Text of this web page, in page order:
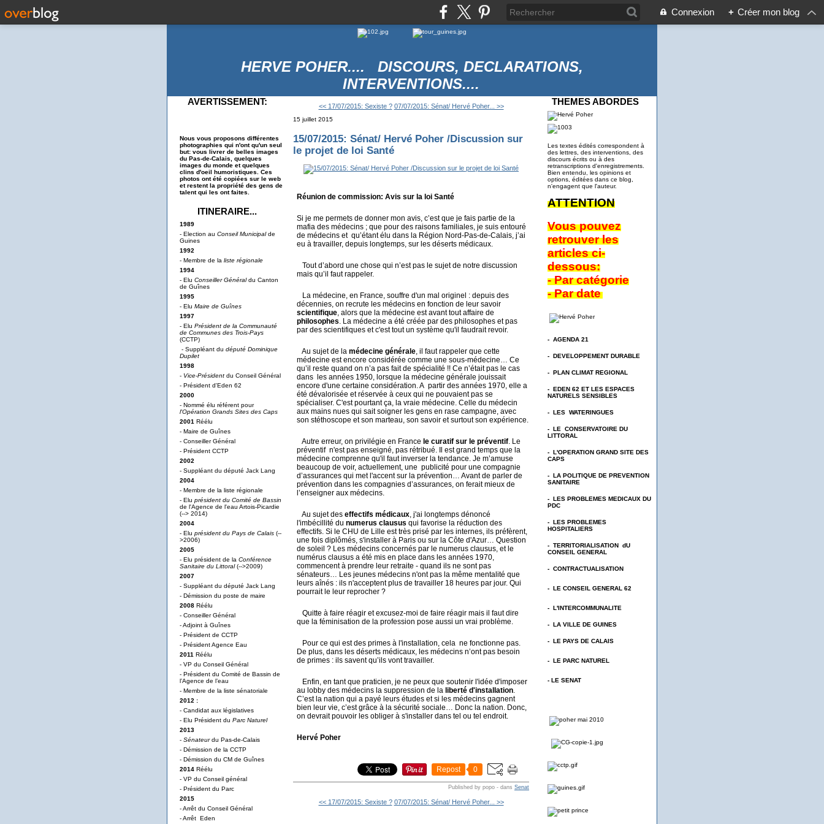
Connexion + Créer mon blog
HERVE POHER.... DISCOURS, DECLARATIONS,
INTERVENTIONS....
AVERTISSEMENT:
Nous vous proposons différentes
photographies qui n'ont qu'un seul
but: vous livrer de belles images
du Pas-de-Calais, quelques
images du monde et quelques
clins d'oeil humoristiques. Ces
photos ont été copiées sur le web
et restent la propriété des gens de
talent qui les ont faites.
ITINERAIRE...
1989
- Election au Conseil Municipalde
Guines
1992
- Membre de la liste régionale
1994
- Elu Conseiller Généraldu Canton
de Guînes
1995
- Elu Maire de Guînes
1997
- Elu Président de la Communauté
de Communes des Trois-Pays
(CCTP)
- Suppléant du député Dominique
Dupilet
1998
- Vice-Président du Conseil Général
- Président d'Eden 62
2000
- Nommé élu référent pour
l'Opération Grands Sites des Caps
2001 Réélu
- Maire de Guînes
- Conseiller Général
- Président CCTP
2002
- Suppléant du député Jack Lang
2004
- Membre de la liste régionale
- Elu président du Comité de Bassin
de l'Agence de l'eau Artois-Picardie
(--> 2014)
2004
- Elu président du Pays de Calais (--
>2006)
2005
- Elu président de la Conférence
Sanitaire du Littoral(-->2009)
2007
- Suppléant du député Jack Lang
- Démission du poste de maire
2008 Réélu
- Conseiller Général
- Adjoint à Guînes
- Président de CCTP
- Président Agence Eau
2011 Réélu
- VP du Conseil Général
- Président du Comité de Bassin de
l’Agence de l’eau
- Membre de la liste sénatoriale
2012 :
- Candidat aux législatives
- Elu Président du Parc Naturel
2013
- Sénateurdu Pas-de-Calais
- Démission de la CCTP
- Démission du CM de Guînes
2014 Réélu
- VP du Conseil général
- Président du Parc
2015
- Arrêt du Conseil Général
- Arrêt Eden
<< 17/07/2015: Sexiste ? 07/07/2015: Sénat/ Hervé Poher... >>
15 juillet 2015
15/07/2015: Sénat/ Hervé Poher /Discussion sur
le projet de loi Santé
Réunion de commission: Avis sur la loi Santé
Si je me permets de donner mon avis, c’est que je fais partie de la
mafia des médecins ; que pour des raisons familiales, je suis entouré
de médecins et qu’étant élu dans la Région Nord-Pas-de-Calais, j’ai
eu à travailler, depuis longtemps, sur les déserts médicaux.
Tout d’abord une chose qui n’est pas le sujet de notre discussion
mais qu’il faut rappeler.
La médecine, en France, souffre d'un mal originel : depuis des
décennies, on recrute les médecins en fonction de leur savoir
scientifique, alors que la médecine est avant tout affaire de
philosophes. La médecine a été créée par des philosophes et pas
par des scientifiques et c'est tout un système qu'il faudrait revoir.
Au sujet de la médecine générale, il faut rappeler que cette
médecine est encore considérée comme une sous-médecine… Ce
qu’il reste quand on n’a pas fait de spécialité !! Ce n’était pas le cas
dans les années 1950, lorsque la médecine générale jouissait
encore d'une certaine considération. A partir des années 1970, elle a
été dévalorisée et réservée à ceux qui ne pouvaient pas se
spécialiser. C'est pourtant ça, la vraie médecine. Celle du médecin
aux mains nues qui sait soigner les gens en rase campagne, avec
son stéthoscope et son marteau, son savoir et surtout son expérience.
Autre erreur, on privilégie en France le curatif sur le préventif. Le
préventif n'est pas enseigné, pas rétribué. Il est grand temps que la
médecine comprenne qu'il faut inverser la tendance. Je m’amuse
beaucoup de voir, actuellement, une publicité pour une compagnie
d’assurances qui met l'accent sur la prévention… Avant de parler de
prévention dans les compagnies d’assurances, on ferait mieux de
l’enseigner aux médecins.
Au sujet des effectifs médicaux, j'ai longtemps dénoncé
l'imbécillité du numerus clausus qui favorise la réduction des
effectifs. Si le CHU de Lille est très prisé par les internes, ils préfèrent,
une fois diplômés, s'installer à Paris ou sur la Côte d'Azur… Question
de soleil ? Les médecins concernés par le numerus clausus, et le
numérus clausus a été mis en place dans les années 1970,
commencent à prendre leur retraite - quand ils ne sont pas
sénateurs… Les jeunes médecins n'ont pas la même mentalité que
leurs aînés : ils n'acceptent plus de travailler 18 heures par jour. Qui
pourrait le leur reprocher ?
Quitte à faire réagir et excusez-moi de faire réagir mais il faut dire
que la féminisation de la profession pose aussi un vrai problème.
Pour ce qui est des primes à l'installation, cela ne fonctionne pas.
De plus, dans les déserts médicaux, les médecins n’ont pas besoin
de primes : ils savent qu’ils vont travailler.
Enfin, en tant que praticien, je ne peux que soutenir l'idée d'imposer
au lobby des médecins la suppression de la liberté d'installation.
C’est la nation qui a payé leurs études et si les médecins gagnent
bien leur vie, c’est grâce à la sécurité sociale… Donc la nation. Donc,
on devrait pouvoir les obliger à s'installer dans tel ou tel endroit.
Hervé Poher
Repost 0
Published by popo - dans Senat
<< 17/07/2015: Sexiste ? 07/07/2015: Sénat/ Hervé Poher... >>
THEMES ABORDES
Les textes édités correspondent à
des lettres, des interventions, des
discours écrits ou à des
retranscriptions d'enregistrements.
Bien entendu, les opinions et
options, éditées dans ce blog,
n'engagent que l'auteur.
ATTENTION
Vous pouvez
retrouver les
articles ci-
dessous:
- Par catégorie
- Par date
- AGENDA 21
- DEVELOPPEMENT DURABLE
- PLAN CLIMAT REGIONAL
- EDEN 62 ET LES ESPACES
NATURELS SENSIBLES
- LES WATERINGUES
- LE CONSERVATOIRE DU
LITTORAL
- L'OPERATION GRAND SITE DES
CAPS
- LA POLITIQUE DE PREVENTION
SANITAIRE
- LES PROBLEMES MEDICAUX DU
PDC
- LES PROBLEMES
HOSPITALIERS
- TERRITORIALISATION dU
CONSEIL GENERAL
- CONTRACTUALISATION
- LE CONSEIL GENERAL 62
- L'INTERCOMMUNALITE
- LA VILLE DE GUINES
- LE PAYS DE CALAIS
- LE PARC NATUREL
- LE SENAT